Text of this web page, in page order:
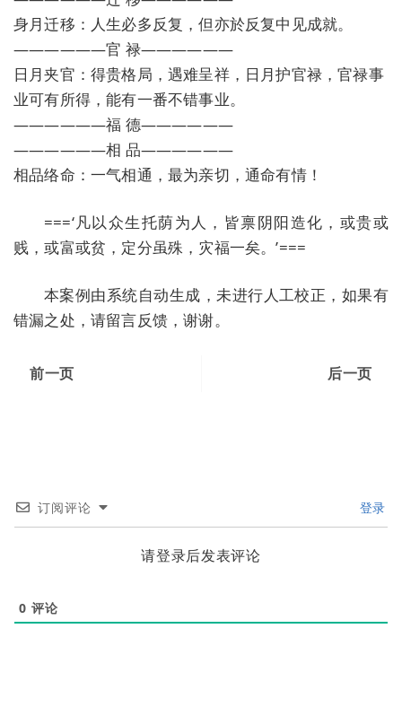
身月迁移：人生必多反复，但亦於反复中见成就。
——————官 禄——————
日月夹官：得贵格局，遇难呈祥，日月护官禄，官禄事
业可有所得，能有一番不错事业。
——————福 德——————
——————相 品——————
相品络命：一气相通，最为亲切，通命有情！
===‘凡以众生托荫为人，皆禀阴阳造化，或贵或
贱，或富或贫，定分虽殊，灾福一矣。’===
本案例由系统自动生成，未进行人工校正，如果有
错漏之处，请留言反馈，谢谢。
前一页 后一页
订阅评论 登录
请登录后发表评论
0 评论